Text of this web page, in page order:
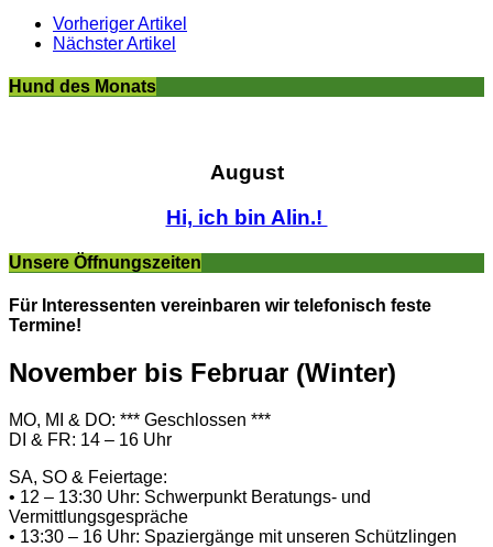
Vorheriger Artikel
Nächster Artikel
Hund des Monats
August
Hi, ich bin Alin.!
Unsere Öffnungszeiten
Für Interessenten vereinbaren wir telefonisch feste
Termine!
November bis Februar (Winter)
MO, MI & DO: *** Geschlossen ***
DI & FR: 14 – 16 Uhr
SA, SO & Feiertage:
• 12 – 13:30 Uhr: Schwerpunkt Beratungs- und
Vermittlungsgespräche
• 13:30 – 16 Uhr: Spaziergänge mit unseren Schützlingen